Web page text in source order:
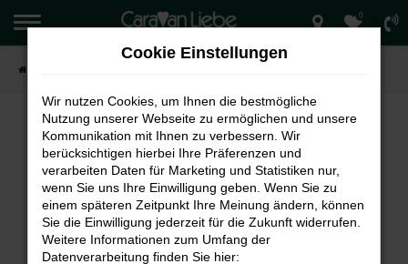
Zum
Hauptinhalt
springen
0
FEHLER: NETWORK ERROR
Beim Laden ist ein Fehler aufgetreten.
Hier sind ein paar Tipps, die dir helfen können:
Überprüfe deine Firewall und deine
Cookie Einstellungen
Wir nutzen Cookies, um Ihnen die bestmögliche
Nutzung unserer Webseite zu ermöglichen und unsere
Kommunikation mit Ihnen zu verbessern. Wir
berücksichtigen hierbei Ihre Präferenzen und
verarbeiten Daten für Marketing und Statistiken nur,
wenn Sie uns Ihre Einwilligung geben. Wenn Sie zu
einem späteren Zeitpunkt Ihre Meinung ändern, können
Sie die Einwilligung jederzeit für die Zukunft widerrufen.
Weitere Informationen zum Umfang der
Datenverarbeitung finden Sie hier: